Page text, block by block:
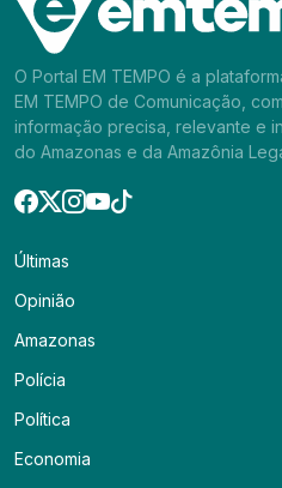
O Portal EM TEMPO é a
EM TEMPO de Comunicação,
informação precisa, relevante e
do Amazonas e da Amazônia
Últimas
Opinião
Amazonas
Polícia
Política
Economia